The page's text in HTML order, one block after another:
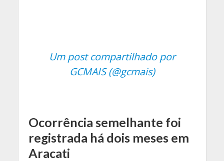
Um post compartilhado por
GCMAIS (@gcmais)
Ocorrência semelhante foi
registrada há dois meses em
Aracati